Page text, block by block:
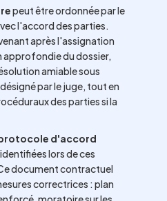
peut être ordonnée par le
l'accord des parties.
après l'assignation
du dossier,
amiable sous
par le juge, tout en
des parties si la
d'accord
lors de ces
document contractuel
correctrices : plan